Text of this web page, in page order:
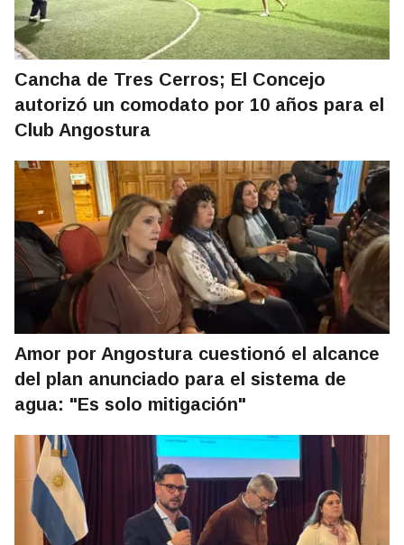
Cancha de Tres Cerros; El Concejo
autorizó un comodato por 10 años para el
Club Angostura
Amor por Angostura cuestionó el alcance
del plan anunciado para el sistema de
agua: "Es solo mitigación"